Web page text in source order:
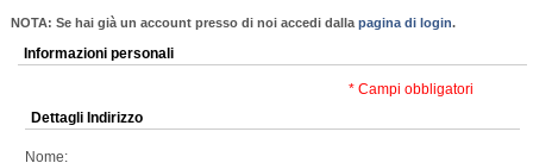
NOTA: Se hai già un account presso di noi accedi dalla pagina di login.
Informazioni personali
* Campi obbligatori
Dettagli Indirizzo
Nome: